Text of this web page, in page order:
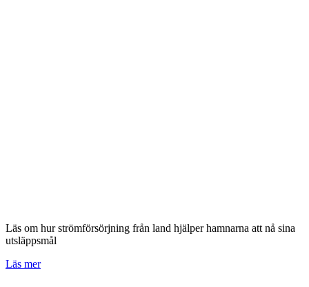
Läs om hur strömförsörjning från land hjälper hamnarna att nå sina
utsläppsmål
Läs mer